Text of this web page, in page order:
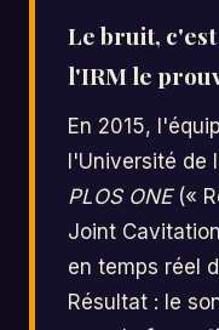
Le bruit, c'est
l'IRM le
En 2015,
l'Université de
PLOS ONE(«
Joint
en temps réel
Résultat : le